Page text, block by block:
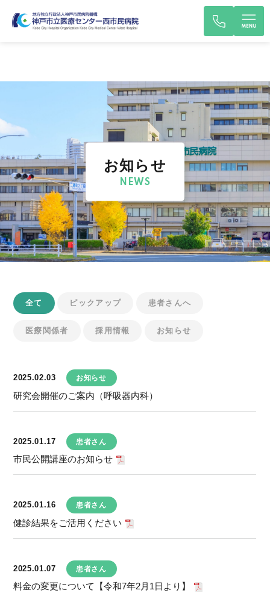
お知らせ
NEWS
全て ピックアップ 患者さんへ
医療関係者 採用情報 お知らせ
2025.02.03 お知らせ
研究会開催のご案内（呼吸器内科）
2025.01.17 患者さん
市民公開講座のお知らせ
2025.01.16 患者さん
健診結果をご活用ください
2025.01.07 患者さん
料金の変更について【令和7年2月1日より】